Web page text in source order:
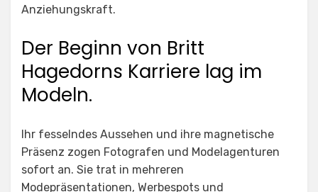
Anziehungskraft.
Der Beginn von Britt
Hagedorns Karriere lag im
Modeln.
Ihr fesselndes Aussehen und ihre magnetische
Präsenz zogen Fotografen und Modelagenturen
sofort an. Sie trat in mehreren
Modepräsentationen, Werbespots und